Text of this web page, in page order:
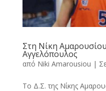
Στη Νίκη
Αγγελόπουλος
από Niki Amarousiou |
Το Δ.Σ. της Νίκης